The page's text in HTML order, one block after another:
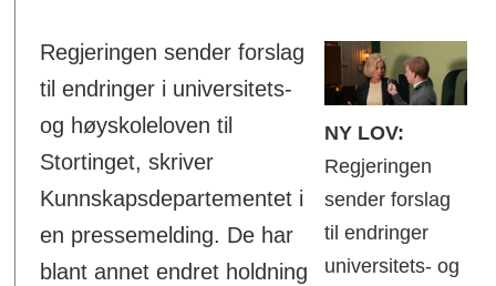
NY LOV:
Regjeringen
sender forslag
til endringer
universitets- og
Regjeringen sender forslag
til endringer i universitets-
og høyskoleloven til
Stortinget, skriver
Kunnskapsdepartementet i
en pressemelding. De har
blant annet endret holdning